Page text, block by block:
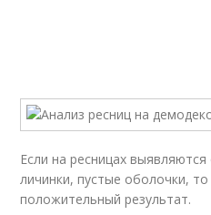
Если на ресницах
личинки, пустые оболочки,
положительный результат.